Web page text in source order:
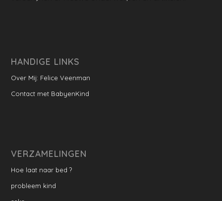
HANDIGE LINKS
Over Mij: Felice Veenman
Contact met BabyenKind
VERZAMELINGEN
Hoe laat naar bed ?
probleem kind